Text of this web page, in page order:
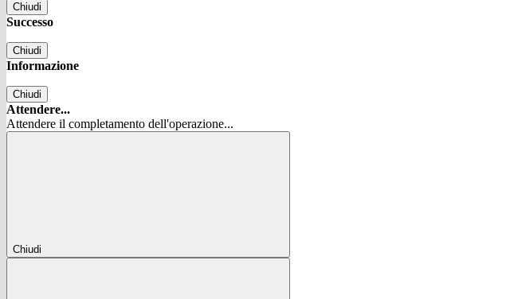
Chiudi
Successo
Chiudi
Informazione
Chiudi
Attendere...
Attendere il completamento dell'operazione...
Chiudi